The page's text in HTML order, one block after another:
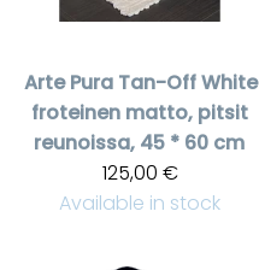
Arte Pura Tan-Off White
froteinen matto, pitsit
reunoissa, 45 * 60 cm
125,00 €
Available in stock